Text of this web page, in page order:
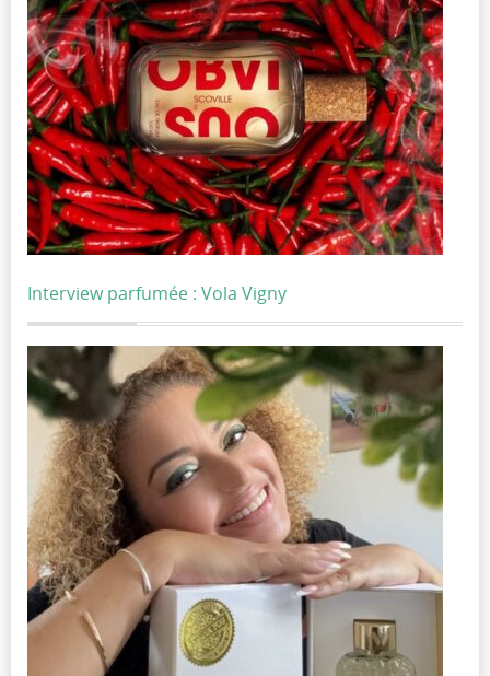
Interview parfumée : Vola Vigny